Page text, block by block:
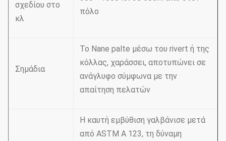
σχεδίου στο
κλ
πόλο
Σημάδια
Το Nane palte μέσω του rivert ή της
κόλλας, χαράσσει, αποτυπώνει σε
ανάγλυφο σύμφωνα με την
απαίτηση πελατών
Η καυτή εμβύθιση γαλβάνισε μετά
από ASTM Α 123, τη δύναμη